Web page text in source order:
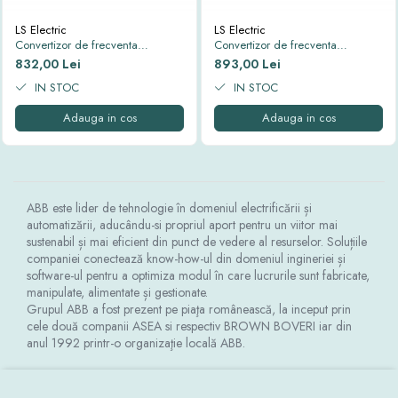
Thorn ECO
Vyrtych
LS Electric
Convertizor de frecventa
monofazat M100; 0.75kW, filtru
EMC, cu tastatura
832,00 Lei
IN STOC
Adauga in cos
LS Electric
Convertizor de frecventa
monofazat M100; 0.75kW, filtru
EMC, Modbus RTU, cu tastatura
893,00 Lei
IN STOC
Adauga in cos
ABB este lider de tehnologie în domeniul electrificării și
automatizării, aducându-si propriul aport pentru un viitor mai
sustenabil și mai eficient din punct de vedere al resurselor. Soluțiile
companiei conectează know-how-ul din domeniul ingineriei și
software-ul pentru a optimiza modul în care lucrurile sunt fabricate,
manipulate, alimentate și gestionate.
Grupul ABB a fost prezent pe piaţa românească, la inceput prin
cele două companii ASEA si respectiv BROWN BOVERI iar din
anul 1992 printr-o organizaţie locală ABB.